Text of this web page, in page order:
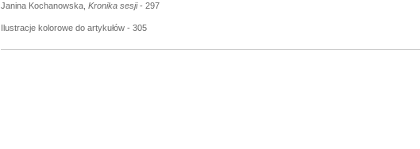
Janina Kochanowska, Kronika sesji- 297
Ilustracje kolorowe do artykułów - 305